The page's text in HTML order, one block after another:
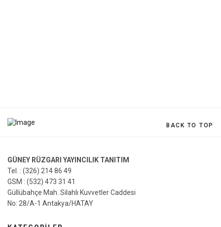
BACK TO TOP
GÜNEY RÜZGARI YAYINCILIK TANITIM
Tel. : (326) 214 86 49
GSM : (532) 473 31 41
Güllübahçe Mah. Silahlı Kuvvetler Caddesi
No: 28/A-1 Antakya/HATAY